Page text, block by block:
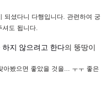
되셨다니 다행입니다. 관련하여 궁
도 됩니다.
지 않으려고 한다의 뚱땅이
아봤으면 좋았을 것을... ㅜㅜ 좋은